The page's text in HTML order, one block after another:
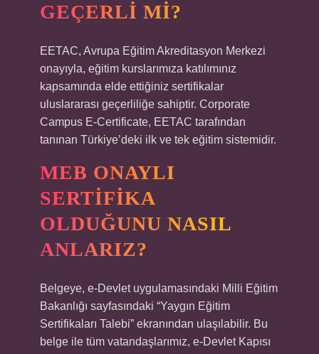
GEÇERLI MI?
EETAC, Avrupa Eğitim Akreditasyon Merkezi
onayıyla, eğitim kurslarımıza katılımınız
kapsamında elde ettiğiniz sertifikalar
uluslararası geçerliliğe sahiptir. Corporate
Campus E-Certificate, EETAC tarafından
tanınan Türkiye’deki ilk ve tek eğitim sistemidir.
MEB ONAYLI
SERTIFIKA
OLDUĞUNU NASIL
ANLARIZ?
Belgeye, e-Devlet uygulamasındaki Milli Eğitim
Bakanlığı sayfasındaki “Yaygın Eğitim
Sertifikaları Talebi” ekranından ulaşılabilir. Bu
belge ile tüm vatandaşlarımız, e-Devlet Kapısı